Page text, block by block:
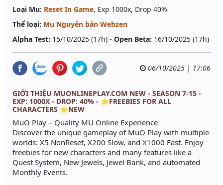
Loại Mu: Reset In Game, Exp 1000x, Drop 40%
Thể loại: Mu Nguyên bản Webzen
Alpha Test: 15/10/2025 (17h) - Open Beta: 16/10/2025 (17h)
06/10/2025 | 17:06
GIỚI THIỆU MUONLINEPLAY.COM NEW - SEASON 7-15 -
EXP: 1000X - DROP: 40% - ⭐️FREEBIES FOR ALL
CHARACTERS ⭐️NEW
MuO Play – Quality MU Online Experience
Discover the unique gameplay of MuO Play with multiple
worlds: X5 NonReset, X200 Slow, and X1000 Fast. Enjoy
freebies for new characters and many features like a
Quest System, New Jewels, Jewel Bank, and automated
Monthly Events.